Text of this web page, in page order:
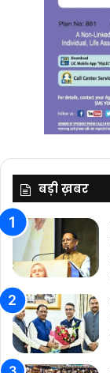
बड़ी ख़बर